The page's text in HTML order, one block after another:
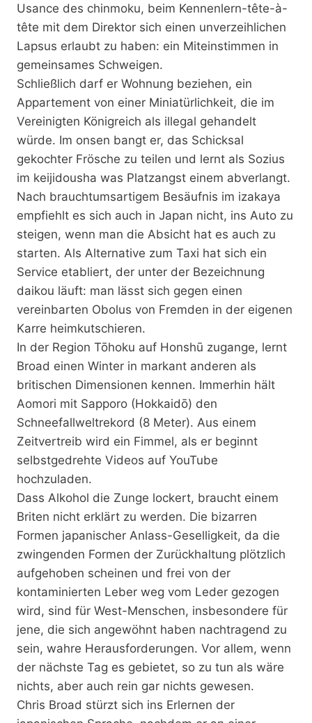
Usance des chinmoku, beim Kennenlern-tête-à-
tête mit dem Direktor sich einen unverzeihlichen
Lapsus erlaubt zu haben: ein Miteinstimmen in
gemeinsames Schweigen.
Schließlich darf er Wohnung beziehen, ein
Appartement von einer Miniatürlichkeit, die im
Vereinigten Königreich als illegal gehandelt
würde. Im onsen bangt er, das Schicksal
gekochter Frösche zu teilen und lernt als Sozius
im keijidousha was Platzangst einem abverlangt.
Nach brauchtumsartigem Besäufnis im izakaya
empfiehlt es sich auch in Japan nicht, ins Auto zu
steigen, wenn man die Absicht hat es auch zu
starten. Als Alternative zum Taxi hat sich ein
Service etabliert, der unter der Bezeichnung
daikou läuft: man lässt sich gegen einen
vereinbarten Obolus von Fremden in der eigenen
Karre heimkutschieren.
In der Region Tōhoku auf Honshū zugange, lernt
Broad einen Winter in markant anderen als
britischen Dimensionen kennen. Immerhin hält
Aomori mit Sapporo (Hokkaidō) den
Schneefallweltrekord (8 Meter). Aus einem
Zeitvertreib wird ein Fimmel, als er beginnt
selbstgedrehte Videos auf YouTube
hochzuladen.
Dass Alkohol die Zunge lockert, braucht einem
Briten nicht erklärt zu werden. Die bizarren
Formen japanischer Anlass-Geselligkeit, da die
zwingenden Formen der Zurückhaltung plötzlich
aufgehoben scheinen und frei von der
kontaminierten Leber weg vom Leder gezogen
wird, sind für West-Menschen, insbesondere für
jene, die sich angewöhnt haben nachtragend zu
sein, wahre Herausforderungen. Vor allem, wenn
der nächste Tag es gebietet, so zu tun als wäre
nichts, aber auch rein gar nichts gewesen.
Chris Broad stürzt sich ins Erlernen der